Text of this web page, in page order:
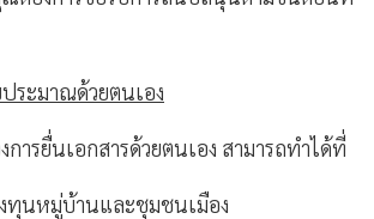
ระมาณด้วยตนเอง
ารยื่นเอกสารด้วยตนเอง สามารถทำได้ที่
ทุนหมู่บ้านและชุมชนเมือง